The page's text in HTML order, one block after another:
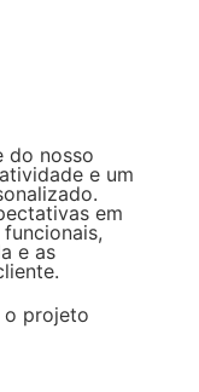
do nosso
e um
em
e as
o projeto